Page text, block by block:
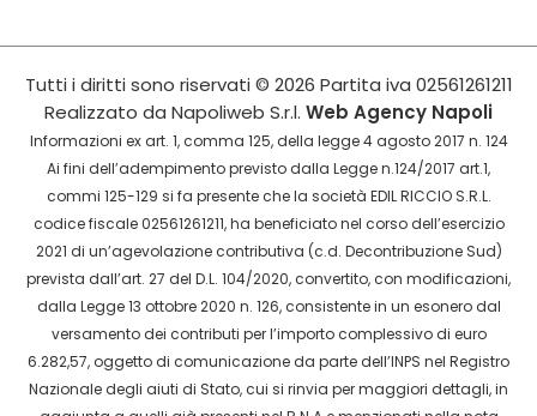
Tutti i diritti sono riservati © 2026 Partita iva 02561261211
Realizzato da Napoliweb S.r.l. Web Agency Napoli
Informazioni ex art. 1, comma 125, della legge 4 agosto 2017 n. 124
Ai fini dell’adempimento previsto dalla Legge n.124/2017 art.1,
commi 125-129 si fa presente che la società EDIL RICCIO S.R.L.
codice fiscale 02561261211, ha beneficiato nel corso dell’esercizio
2021 di un’agevolazione contributiva (c.d. Decontribuzione Sud)
prevista dall’art. 27 del D.L. 104/2020, convertito, con modificazioni,
dalla Legge 13 ottobre 2020 n. 126, consistente in un esonero dal
versamento dei contributi per l’importo complessivo di euro
6.282,57, oggetto di comunicazione da parte dell’INPS nel Registro
Nazionale degli aiuti di Stato, cui si rinvia per maggiori dettagli, in